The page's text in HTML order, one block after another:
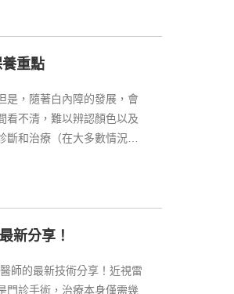
重點
是，隨著白內障的發展，會
看不清，難以辨認顏色以及
和治療（在大多數情況下
新分享！
師的最新技術分享！近視雷
門診手術，治療本身僅需幾